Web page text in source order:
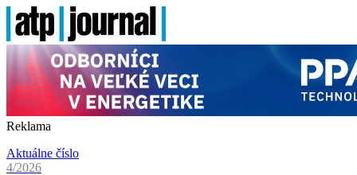
Reklama
Aktuálne číslo
4/2026